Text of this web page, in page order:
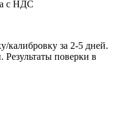
с НДС
калибровку за 2-5 дней.
поверки в